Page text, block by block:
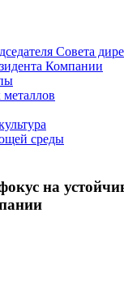
Совета
Компании
среды
на